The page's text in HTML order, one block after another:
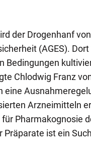
der Drogenhanf
(AGES).
Bedingungen
Chlodwig Franz
eine
Arzneimitteln
Pharmakognosie
Präparate ist ein